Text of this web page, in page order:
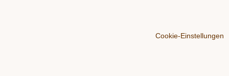
Cookie-Einstellungen